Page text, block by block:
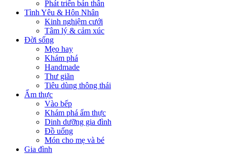
Phát triển bản thân
Tình Yêu & Hôn Nhân
Kinh nghiệm cưới
Tâm lý & cảm xúc
Đời sống
Mẹo hay
Khám phá
Handmade
Thư giãn
Tiêu dùng thông thái
Ẩm thực
Vào bếp
Khám phá ẩm thực
Dinh dưỡng gia đình
Đồ uống
Món cho mẹ và bé
Gia đình